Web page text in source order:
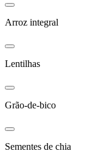
Arroz integral
Lentilhas
Grão-de-bico
Sementes de chia